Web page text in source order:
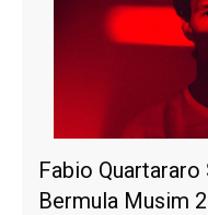
Fabio Quartararo
Bermula Musim